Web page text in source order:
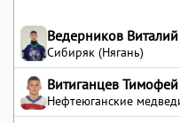
Ведерников Виталий
Сибиряк (Нягань)
Витиганцев Тимофей
Нефтеюганские